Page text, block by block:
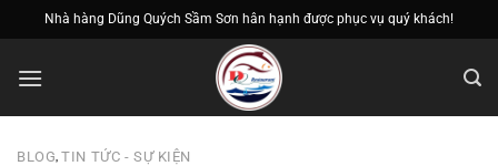
qua
nội
Nhà hàng Dũng Quých Sầm Sơn hân hạnh được phục vụ quý khách!
BLOG,TIN TỨC - SỰ KIỆN